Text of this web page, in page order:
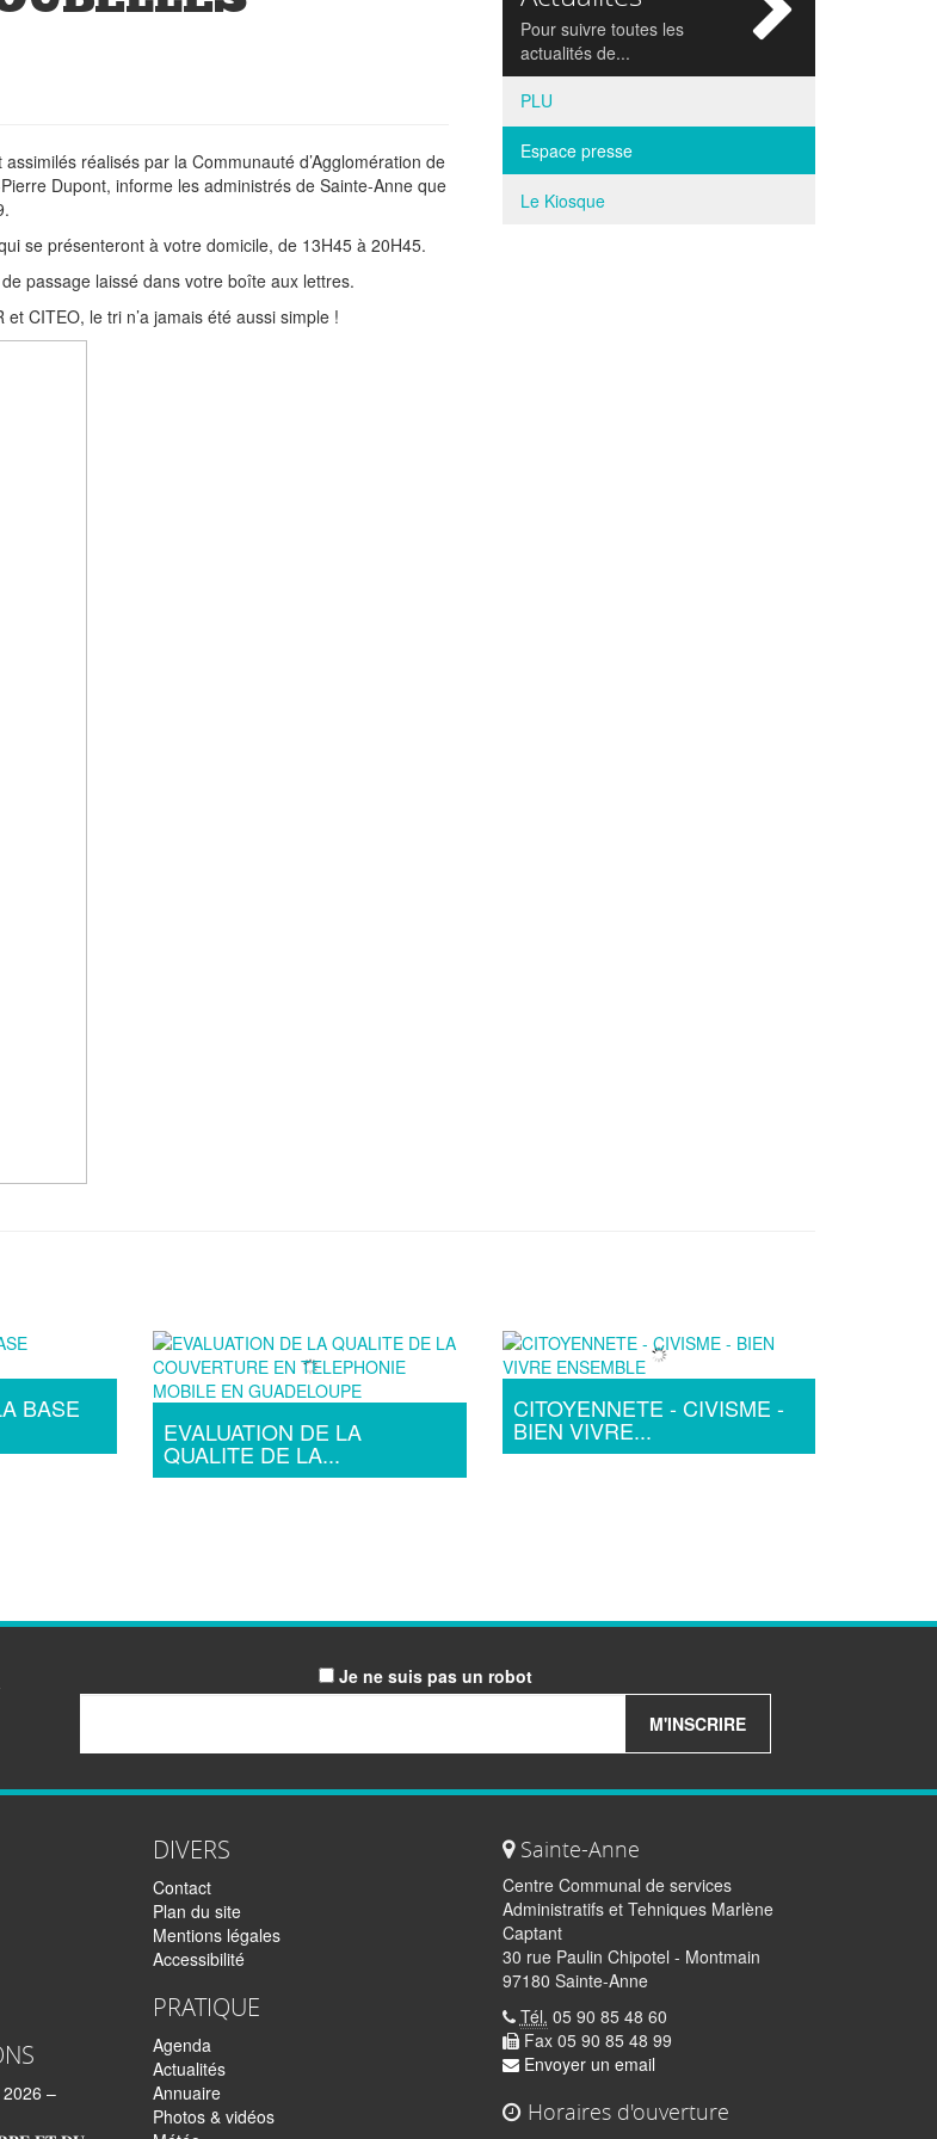
réalisés par la Communauté d’Agglomération de
Dupont, informe les administrés de Sainte-Anne que
se présenteront à votre domicile, de 13H45 à 20H45.
passage laissé dans votre boîte aux lettres.
CITEO, le tri n’a jamais été aussi simple !
Pour suivre toutes les
actualités de...
PLU
Espace presse
Le Kiosque
BASE
EVALUATION DE LA
QUALITE DE LA...
CITOYENNETE - CIVISME -
BIEN VIVRE...
Je ne suis pas un robot
M'INSCRIRE
–
DIVERS
Contact
Plan du site
Mentions légales
Accessibilité
PRATIQUE
Agenda
Actualités
Annuaire
Photos & vidéos
Sainte-Anne
Centre Communal de services
Administratifs et Tehniques Marlène
Captant
30 rue Paulin Chipotel - Montmain
97180 Sainte-Anne
Tél. 05 90 85 48 60
Fax 05 90 85 48 99
Envoyer un email
Horaires d'ouverture